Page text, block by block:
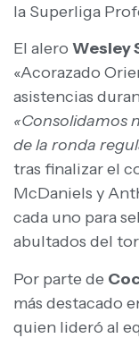
la Superliga
El alero Wesley
«Acorazado
asistencias
«Consolidamos
de la ronda
tras finalizar el
McDaniels y
cada uno para
abultados del
Por parte de
más destacado
quien lideró al